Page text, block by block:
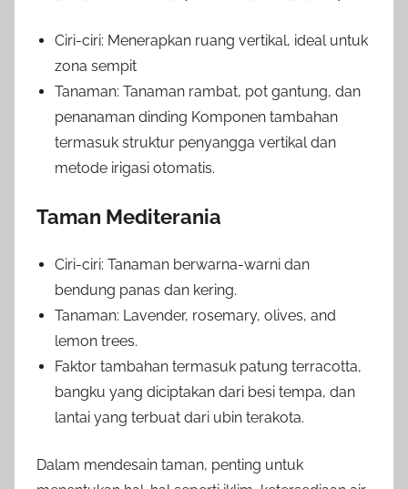
Ciri-ciri: Menerapkan ruang vertikal, ideal untuk
zona sempit
Tanaman: Tanaman rambat, pot gantung, dan
penanaman dinding Komponen tambahan
termasuk struktur penyangga vertikal dan
metode irigasi otomatis.
Taman Mediterania
Ciri-ciri: Tanaman berwarna-warni dan
bendung panas dan kering.
Tanaman: Lavender, rosemary, olives, and
lemon trees.
Faktor tambahan termasuk patung terracotta,
bangku yang diciptakan dari besi tempa, dan
lantai yang terbuat dari ubin terakota.
Dalam mendesain taman, penting untuk